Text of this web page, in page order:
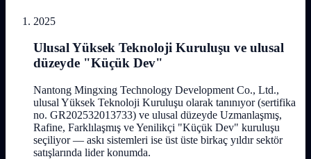
2025
Ulusal Yüksek Teknoloji Kuruluşu ve ulusal
düzeyde "Küçük Dev"
Nantong Mingxing Technology Development Co., Ltd.,
ulusal Yüksek Teknoloji Kuruluşu olarak tanınıyor (sertifika
no. GR202532013733) ve ulusal düzeyde Uzmanlaşmış,
Rafine, Farklılaşmış ve Yenilikçi "Küçük Dev" kuruluşu
seçiliyor — askı sistemleri ise üst üste birkaç yıldır sektör
satışlarında lider konumda.